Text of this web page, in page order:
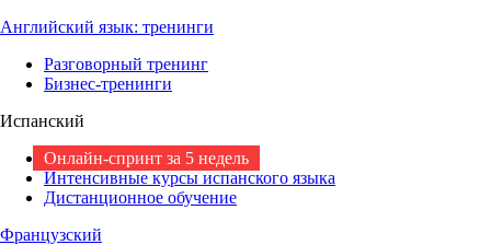
Английский язык: тренинги
Разговорный тренинг
Бизнес-тренинги
Испанский
Онлайн-спринт за 5 недель
Интенсивные курсы испанского языка
Дистанционное обучение
Французский